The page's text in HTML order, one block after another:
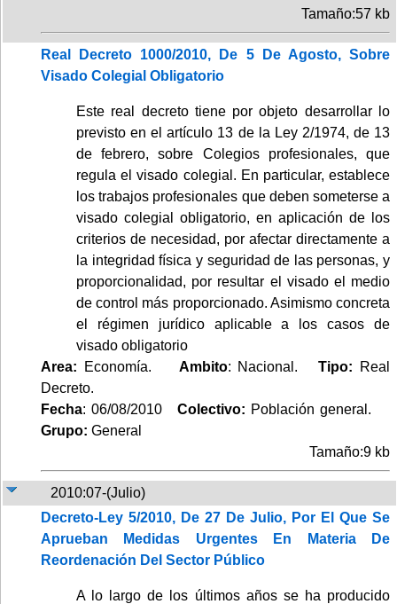
Tamaño:57 kb
Real Decreto 1000/2010, De 5 De Agosto, Sobre
Visado Colegial Obligatorio
Este real decreto tiene por objeto desarrollar lo
previsto en el artículo 13 de la Ley 2/1974, de 13
de febrero, sobre Colegios profesionales, que
regula el visado colegial. En particular, establece
los trabajos profesionales que deben someterse a
visado colegial obligatorio, en aplicación de los
criterios de necesidad, por afectar directamente a
la integridad física y seguridad de las personas, y
proporcionalidad, por resultar el visado el medio
de control más proporcionado. Asimismo concreta
el régimen jurídico aplicable a los casos de
visado obligatorio
Area: Economía. Ambito: Nacional.Tipo:
Real
Decreto.
Fecha: 06/08/2010Colectivo: Población general.
Grupo: General
Tamaño:9 kb
2010:07-(Julio)
Decreto-Ley 5/2010, De 27 De Julio, Por El Que Se
Aprueban Medidas Urgentes En Materia De
Reordenación Del Sector Público
A lo largo de los últimos años se ha producido